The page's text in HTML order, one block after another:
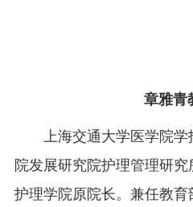
章雅青
上海交通大学医学院
院发展研究院护理管理研
护理学院原院长。兼任教